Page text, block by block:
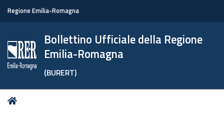
Regione Emilia-Romagna
Bollettino Ufficiale della Regione
Emilia-Romagna
(BURERT)
Tu